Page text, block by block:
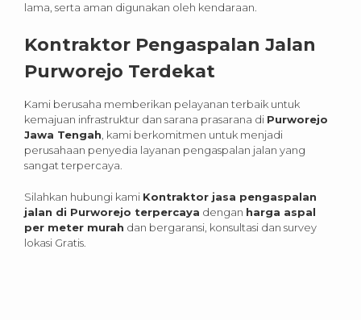
lama, serta aman digunakan oleh kendaraan.
Kontraktor Pengaspalan Jalan
Purworejo Terdekat
Kami berusaha memberikan pelayanan terbaik untuk
kemajuan infrastruktur dan sarana prasarana di Purworejo
Jawa Tengah, kami berkomitmen untuk menjadi
perusahaan penyedia layanan pengaspalan jalan yang
sangat terpercaya.
Silahkan hubungi kami Kontraktor jasa pengaspalan
jalan di Purworejo terpercaya dengan harga aspal
per meter murah dan bergaransi, konsultasi dan survey
lokasi Gratis.